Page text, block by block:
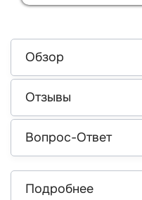
Обзор
Отзывы
Вопрос-Ответ
Подробнее